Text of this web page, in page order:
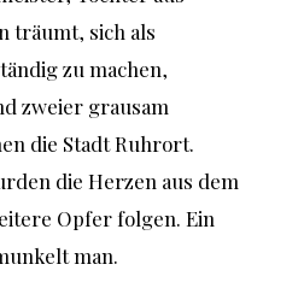
träumt, sich als
zu machen,
zweier grausam
die Stadt Ruhrort.
die Herzen aus dem
Opfer folgen. Ein
man.